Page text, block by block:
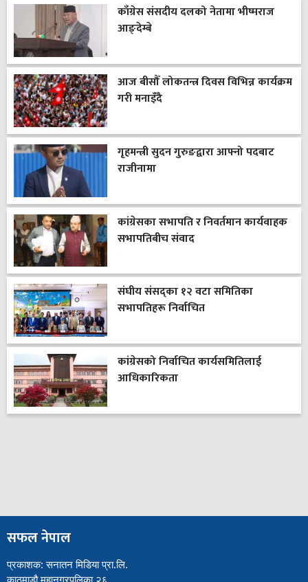
काँग्रेस संसदीय दलको नेतामा भीष्मराज
आङ्देम्बे
आज बीसौँ लोकतन्त्र दिवस विभिन्न कार्यक्रम
गरी मनाइँदै
गृहमन्त्री सुदन गुरुङद्वारा आफ्नो पदबाट
राजीनामा
कांग्रेसका सभापति र निवर्तमान कार्यवाहक
सभापतिबीच संवाद
संघीय संसद्का १२ वटा समितिका
सभापतिहरू निर्वाचित
कांग्रेसको निर्वाचित कार्यसमितिलाई
आधिकारिकता
सफल नेपाल
प्रकाशक: सनातन मिडिया प्रा.लि.
काठमाडौ महानगरपलिका २६